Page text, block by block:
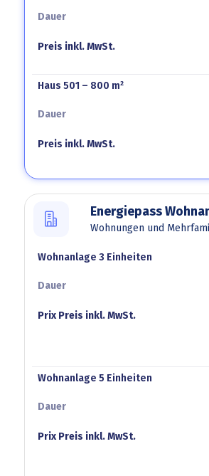
Haus 501 – 800 m²
Energiepass
Wohnungen und
Kategorie
Dauer
Prix
MwSt.
Wohnanlage 3 Einheiten
Wohnanlage 5 Einheiten